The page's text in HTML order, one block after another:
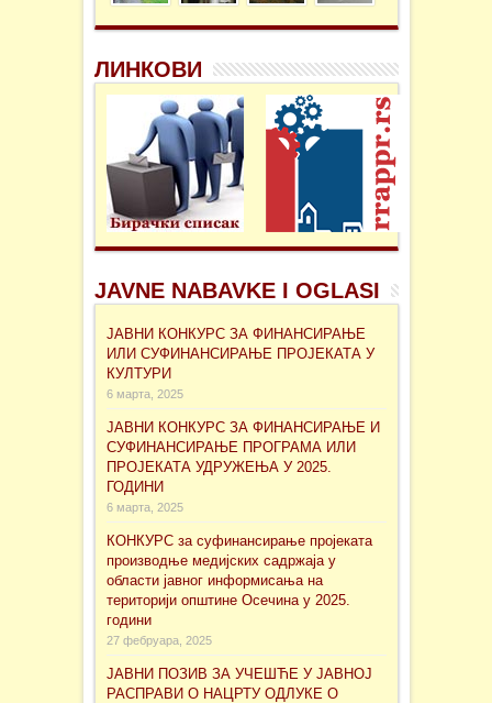
ЛИНКОВИ
JAVNE NABAVKE I OGLASI
ЈАВНИ КОНКУРС ЗА ФИНАНСИРАЊЕ
ИЛИ СУФИНАНСИРАЊЕ ПРОЈЕКАТА У
КУЛТУРИ
6 марта, 2025
ЈАВНИ КОНКУРС ЗА ФИНАНСИРАЊЕ И
СУФИНАНСИРАЊЕ ПРОГРАМА ИЛИ
ПРОЈЕКАТА УДРУЖЕЊА У 2025.
ГОДИНИ
6 марта, 2025
КОНКУРС за суфинансирање проjеката
производње медијских садржаја у
области јавног информисања на
територији општине Осечина у 2025.
години
27 фебруара, 2025
ЈАВНИ ПОЗИВ ЗА УЧЕШЋЕ У ЈАВНОЈ
РАСПРАВИ О НАЦРТУ ОДЛУКЕ О